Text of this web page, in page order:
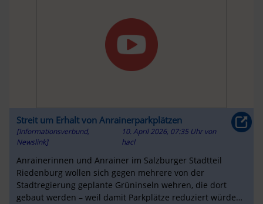
Streit um Erhalt von Anrainerparkplätzen
[Informationsverbund,
Newslink]
10. April 2026, 07:35 Uhr von
hacl
Anrainerinnen und Anrainer im Salzburger Stadtteil
Riedenburg wollen sich gegen mehrere von der
Stadtregierung geplante Grüninseln wehren, die dort
gebaut werden – weil damit Parkplätze reduziert würden.